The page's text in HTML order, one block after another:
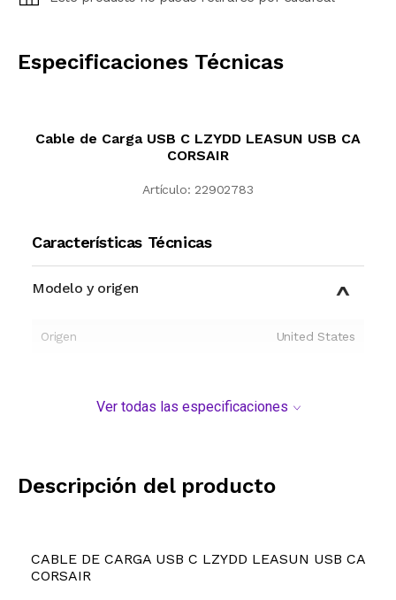
Especificaciones Técnicas
Cable de Carga USB C LZYDD LEASUN USB CA
CORSAIR
Artículo: 22902783
Características Técnicas
Modelo y origen
Origen United States
Ver todas las especificaciones
Descripción del producto
CABLE DE CARGA USB C LZYDD LEASUN USB CA
CORSAIR